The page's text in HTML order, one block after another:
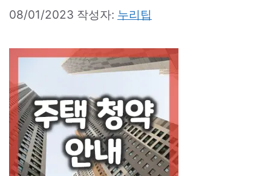
08/01/2023 작성자: 누리팁